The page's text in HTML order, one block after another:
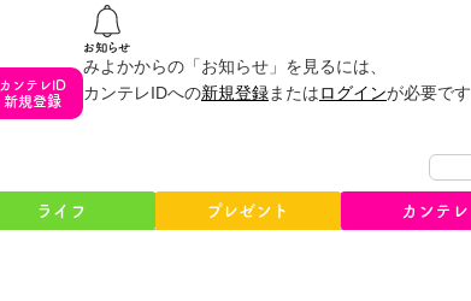
カンテレID
新規登録
みよかからの「お知らせ」を見るには、
カンテレIDへの新規登録またはログインが必要です
ライフ プレゼント カンテレ